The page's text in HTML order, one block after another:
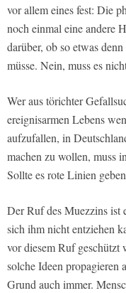
vor allem eines fest: Die
noch einmal eine andere
darüber, ob so etwas
müsse. Nein, muss es
Wer aus törichter
ereignisarmen Lebens
aufzufallen, in
machen zu wollen, muss
Sollte es rote Linien
Der Ruf des Muezzins ist
sich ihm nicht entziehen
vor diesem Ruf geschützt
solche Ideen propagieren
Grund auch immer.